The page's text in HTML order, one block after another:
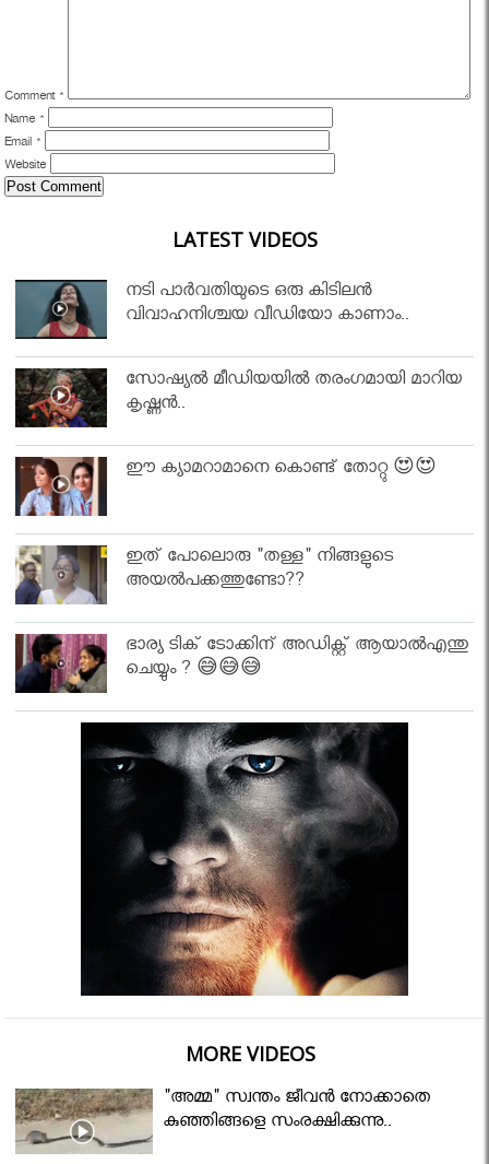
Comment *
Name *
Email *
Website
LATEST VIDEOS
നടി പാർവതിയുടെ ഒരു കിടിലൻ
വിവാഹനിശ്ചയ വീഡിയോ കാണാം..
സോഷ്യൽ മീഡിയയിൽ തരംഗമായി മാറിയ
കൃഷ്ണൻ..
ഈ ക്യാമറാമാനെ കൊണ്ട് തോറ്റു 😍😍
ഇത് പോലൊരു "തള്ള" നിങ്ങളുടെ
അയല്‍പക്കത്തുണ്ടോ??
ഭാര്യ ടിക് ടോക്കിന് അഡിക്റ്റ് ആയാൽഎന്തു
ചെയ്യും ? 😅😅😅
MORE VIDEOS
"അമ്മ" സ്വന്തം ജീവൻ നോക്കാതെ
കുഞ്ഞിങ്ങളെ സംരക്ഷിക്കുന്നു..